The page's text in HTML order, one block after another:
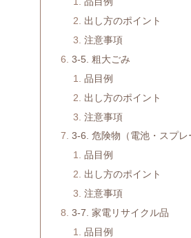
出し方のポイント
注意事項
3-5. 粗大ごみ
品目例
出し方のポイント
注意事項
3-6. 危険物（電池・スプレ
品目例
出し方のポイント
注意事項
3-7. 家電リサイクル品
品目例